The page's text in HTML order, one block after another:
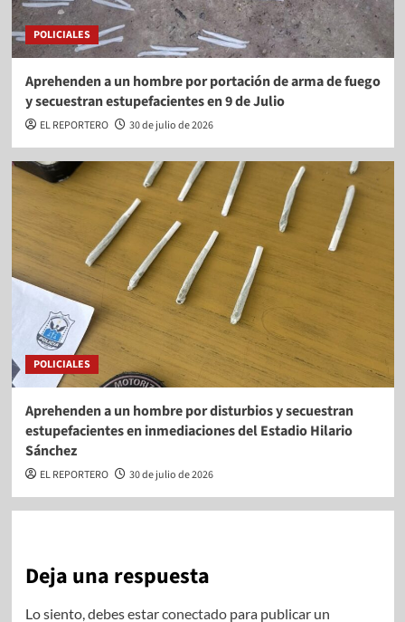
POLICIALES
Aprehenden a un hombre por portación de arma de fuego
y secuestran estupefacientes en 9 de Julio
EL REPORTERO 30 de julio de 2026
POLICIALES
Aprehenden a un hombre por disturbios y secuestran
estupefacientes en inmediaciones del Estadio Hilario
Sánchez
EL REPORTERO 30 de julio de 2026
Deja una respuesta
Lo siento, debes estarconectadopara publicar un